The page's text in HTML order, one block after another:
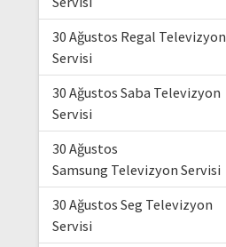
30 Ağustos Regal Televizyon
Servisi
30 Ağustos Saba Televizyon
Servisi
30 Ağustos
Samsung Televizyon Servisi
30 Ağustos Seg Televizyon
Servisi